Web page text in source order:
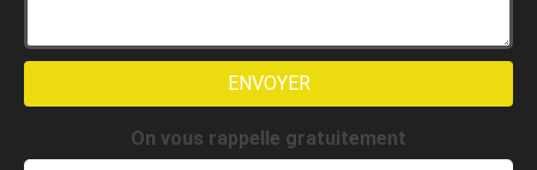
On vous rappelle gratuitement